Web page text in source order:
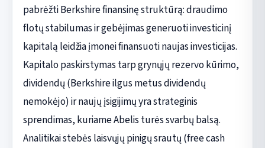
pabrėžti Berkshire finansinę struktūrą: draudimo
flotų stabilumas ir gebėjimas generuoti investicinį
kapitalą leidžia įmonei finansuoti naujas investicijas.
Kapitalo paskirstymas tarp grynųjų rezervo kūrimo,
dividendų (Berkshire ilgus metus dividendų
nemokėjo) ir naujų įsigijimų yra strateginis
sprendimas, kuriame Abelis turės svarbų balsą.
Analitikai stebės laisvųjų pinigų srautų (free cash